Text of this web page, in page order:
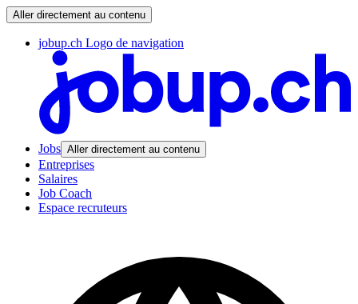
Aller directement au contenu
jobup.ch Logo de navigation
Jobs Aller directement au contenu
Entreprises
Salaires
Job Coach
Espace recruteurs